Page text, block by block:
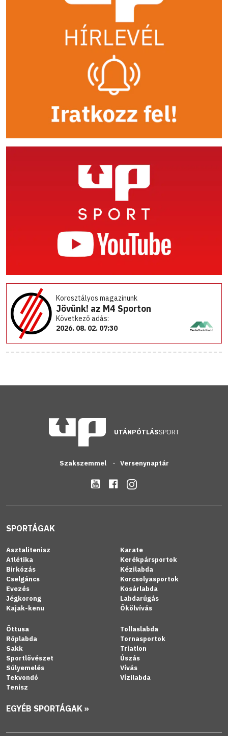
Korosztályos magazinunk
Jövünk! az M4 Sporton
Következő adás:
2026. 08. 02. 07:30
UTÁNPÓTLÁSSPORT
Szakszemmel Versenynaptár
SPORTÁGAK
Asztalitenisz
Atlétika
Birkózás
Cselgáncs
Evezés
Jégkorong
Kajak-kenu
Karate
Kerékpársportok
Kézilabda
Korcsolyasportok
Kosárlabda
Labdarúgás
Ökölvívás
Öttusa
Röplabda
Sakk
Sportlövészet
Súlyemelés
Tekvondó
Tenisz
Tollaslabda
Tornasportok
Triatlon
Úszás
Vívás
Vízilabda
EGYÉB SPORTÁGAK »